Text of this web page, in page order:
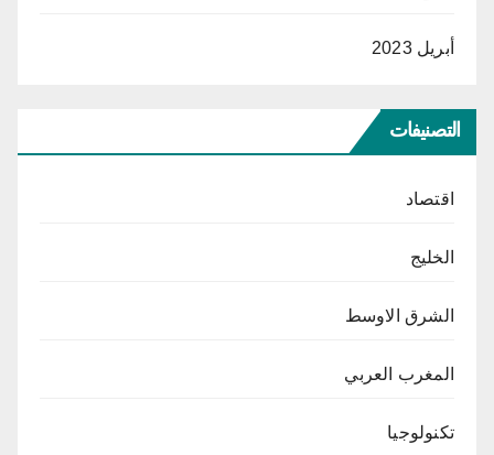
أبريل 2023
التصنيفات
اقتصاد
الخليج
الشرق الاوسط
المغرب العربي
تكنولوجيا